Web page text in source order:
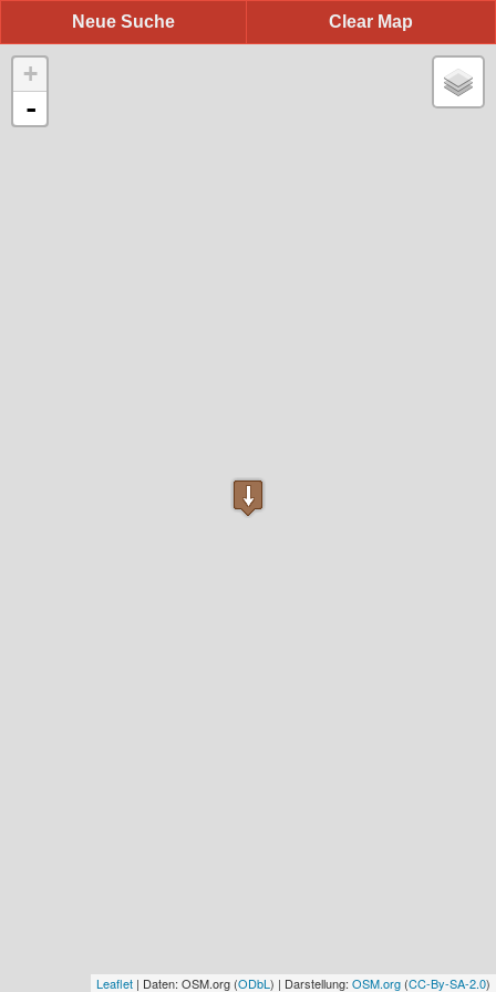
Clear Map
Neue Suche
+
-
Leaflet | Daten: OSM.org (ODbL ) | Darstellung: OSM.org (CC-By-SA-2.0)